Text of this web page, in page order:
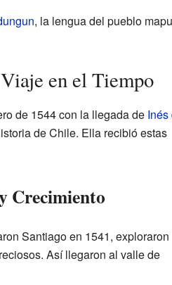
, la lengua del pueblo
en el Tiempo
de 1544 con la llegada de Inés
de Chile. Ella recibió estas
Crecimiento
Santiago en 1541, exploraron
Así llegaron al valle de